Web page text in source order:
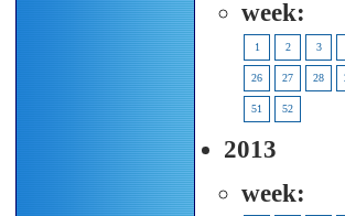
week:
1 2 3
26 27 28
51 52
2013
week: